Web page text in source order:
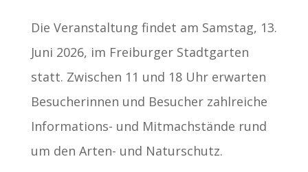
Die Veranstaltung findet am Samstag, 13.
Juni 2026, im Freiburger Stadtgarten
statt. Zwischen 11 und 18 Uhr erwarten
Besucherinnen und Besucher zahlreiche
Informations- und Mitmachstände rund
um den Arten- und Naturschutz.